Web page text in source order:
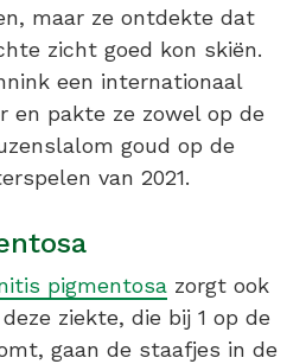
maar ze ontdekte dat
zicht goed kon skiën.
een internationaal
en pakte ze zowel op de
goud op de
van 2021.
pigmentosa zorgt ook
ziekte, die bij 1 op de
gaan de staafjes in de